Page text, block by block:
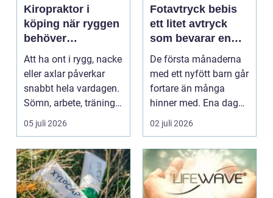
Kiropraktor i
köping när ryggen
behöver
professionell hjälp
Att ha ont i rygg, nacke
eller axlar påverkar
snabbt hela vardagen.
Sömn, arbete, träning
och humör ...
05 juli 2026
Fotavtryck bebis
ett litet avtryck
som bevarar en
stor stund
De första månaderna
med ett nyfött barn går
fortare än många
hinner med. Ena dagen
ryms hela foten i...
02 juli 2026